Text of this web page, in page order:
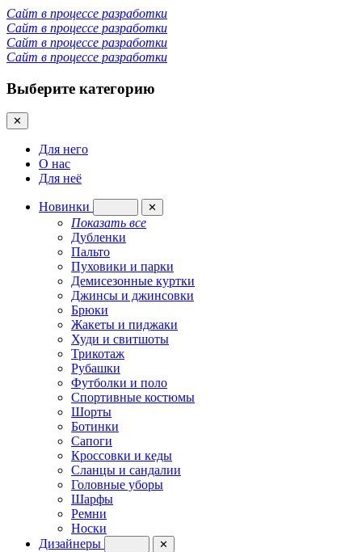
Сайт в процессе разработки
Сайт в процессе разработки
Сайт в процессе разработки
Сайт в процессе разработки
Выберите категорию
✕
Для него
О нас
Для неё
Новинки ✕
Показать все
Дубленки
Пальто
Пуховики и парки
Демисезонные куртки
Джинсы и джинсовки
Брюки
Жакеты и пиджаки
Худи и свитшоты
Трикотаж
Рубашки
Футболки и поло
Спортивные костюмы
Шорты
Ботинки
Сапоги
Кроссовки и кеды
Сланцы и сандалии
Головные уборы
Шарфы
Ремни
Носки
Дизайнеры
✕